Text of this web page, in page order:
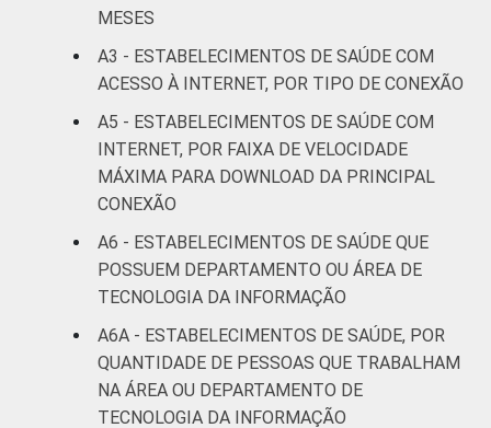
LOCALIZAÇÃO
Interior 25
Fonte: Núcleo de Informação e Coordenação
do Ponto BR. (2024). Pesquisa sobre o uso
das tecnologias de informação e
comunicação nos estabelecimentos de
saúde brasileiros: TIC Saúde 2024 [Tabelas].
MESES
A3 - ESTABELECIMENTOS DE SAÚDE COM
ACESSO À INTERNET, POR TIPO DE CONEXÃO
A5 - ESTABELECIMENTOS DE SAÚDE COM
INTERNET, POR FAIXA DE VELOCIDADE
MÁXIMA PARA DOWNLOAD DA PRINCIPAL
CONEXÃO
A6 - ESTABELECIMENTOS DE SAÚDE QUE
POSSUEM DEPARTAMENTO OU ÁREA DE
TECNOLOGIA DA INFORMAÇÃO
A6A - ESTABELECIMENTOS DE SAÚDE, POR
QUANTIDADE DE PESSOAS QUE TRABALHAM
NA ÁREA OU DEPARTAMENTO DE
TECNOLOGIA DA INFORMAÇÃO